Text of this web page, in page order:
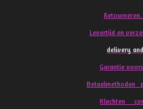
Levertijd en
delivery
Garantie
Betaalmethoden
Klachten